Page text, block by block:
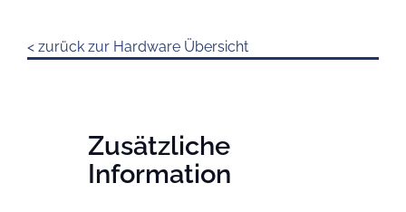
< zurück zur Hardware Übersicht
Zusätzliche
Information